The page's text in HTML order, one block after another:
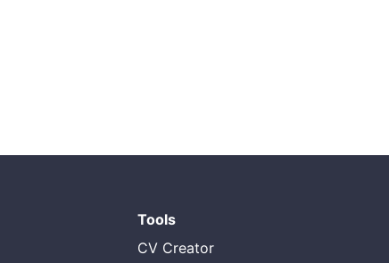
Tools
CV Creator